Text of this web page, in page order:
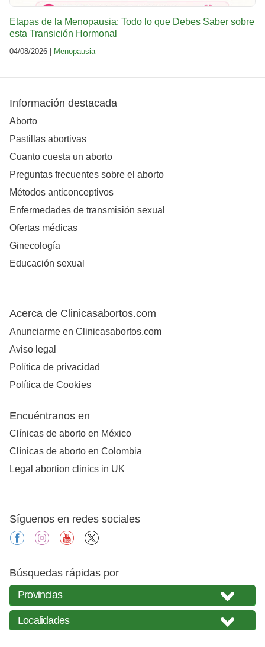
Etapas de la Menopausia: Todo lo que Debes Saber sobre
esta Transición Hormonal
04/08/2026 | Menopausia
Información destacada
Aborto
Pastillas abortivas
Cuanto cuesta un aborto
Preguntas frecuentes sobre el aborto
Métodos anticonceptivos
Enfermedades de transmisión sexual
Ofertas médicas
Ginecología
Educación sexual
Acerca de Clinicasabortos.com
Anunciarme en Clinicasabortos.com
Aviso legal
Política de privacidad
Política de Cookies
Encuéntranos en
Clínicas de aborto en México
Clínicas de aborto en Colombia
Legal abortion clinics in UK
Síguenos en redes sociales
facebookinstagramyoutube
Búsquedas rápidas por